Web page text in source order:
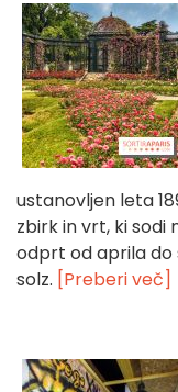
ustanovljen leta
zbirk in vrt, ki sodi
odprt od aprila do
solz. [Preberi več]